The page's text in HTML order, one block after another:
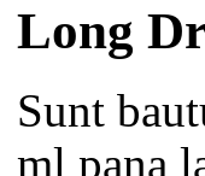
Long
Sunt
ml pana